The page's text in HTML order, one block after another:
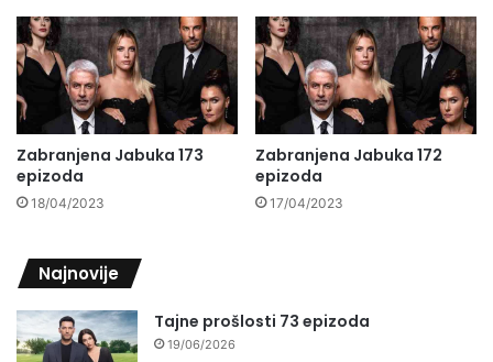
Zabranjena Jabuka 173
epizoda
18/04/2023
Zabranjena Jabuka 172
epizoda
17/04/2023
Najnovije
Tajne prošlosti 73 epizoda
19/06/2026